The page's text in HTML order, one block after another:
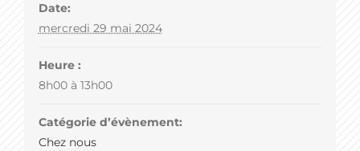
Date:
mercredi 29 mai 2024
Heure :
8h00 à 13h00
Catégorie d’évènement:
Chez nous